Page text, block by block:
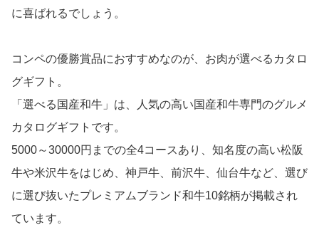
に喜ばれるでしょう。
コンペの優勝賞品におすすめなのが、お肉が選べるカタロ
グギフト。
「選べる国産和牛」は、人気の高い国産和牛専門のグルメ
カタログギフトです。
5000～30000円までの全4コースあり、知名度の高い松阪
牛や米沢牛をはじめ、神戸牛、前沢牛、仙台牛など、選び
に選び抜いたプレミアムブランド和牛10銘柄が掲載され
ています。